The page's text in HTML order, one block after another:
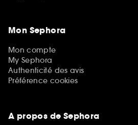
Mon Sephora
Mon compte
My Sephora
Authenticité des avis
Préférence cookies
A propos de Sephora